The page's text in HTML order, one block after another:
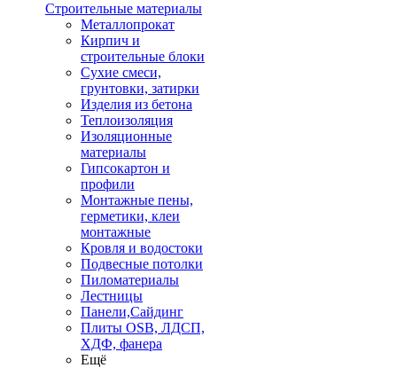
Строительные материалы
Металлопрокат
Кирпич и
строительные блоки
Сухие смеси,
грунтовки, затирки
Изделия из бетона
Теплоизоляция
Изоляционные
материалы
Гипсокартон и
профили
Монтажные пены,
герметики, клеи
монтажные
Кровля и водостоки
Подвесные потолки
Пиломатериалы
Лестницы
Панели,Сайдинг
Плиты OSB, ЛДСП,
ХДФ, фанера
Ещё